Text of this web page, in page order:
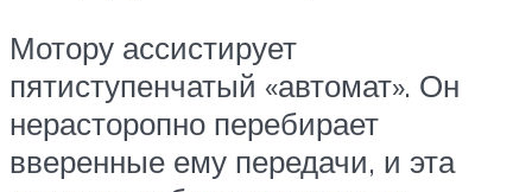
Мотору ассистирует
пятиступенчатый «автомат». Он
нерасторопно перебирает
вверенные ему передачи, и эта